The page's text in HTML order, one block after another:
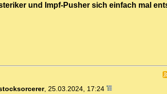
und Impf-Pusher sich einfach mal
, 25.03.2024, 17:24